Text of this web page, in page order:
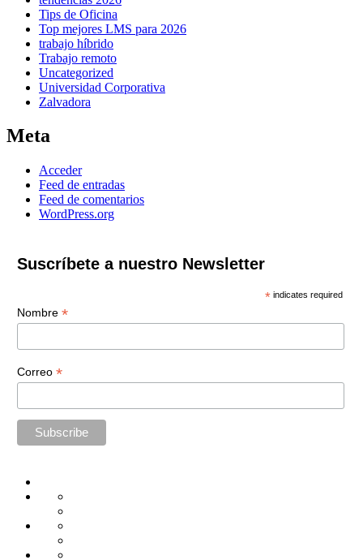
Tips de Oficina
Top mejores LMS para 2026
trabajo híbrido
Trabajo remoto
Uncategorized
Universidad Corporativa
Zalvadora
Meta
Acceder
Feed de entradas
Feed de comentarios
WordPress.org
Suscríbete a nuestro Newsletter
* indicates required
Nombre *
Correo *
Administración
Capacitación
Desarrollo